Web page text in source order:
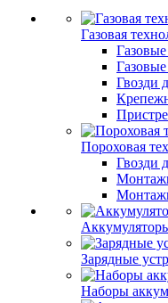
Газовая
Гвозди
Пороховая
Гвозди
Зарядные
Наборы